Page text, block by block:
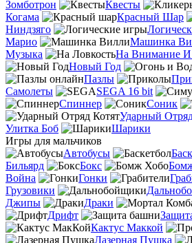
Зомботрон
Квесты
Когама
Красный Шар
Ниндзяго
Марио
Машинка
Музыка
На Внимание И
Новый Год
Пазлы
Самолеты
SEGA 16 bit
Спиннер
Соник
Ударный
Улитка Боб
Шарики
Игры для мальчиков
Автобусы
Бильярд
Бокс
Война
Гонки
Грузовики
Джипы
Драки
Дрифт
Кактус Маккой
Лазерная Пушка